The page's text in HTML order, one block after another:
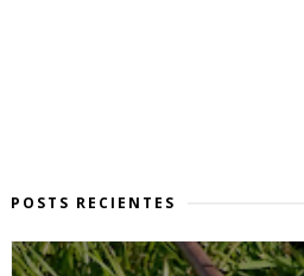
POSTS RECIENTES